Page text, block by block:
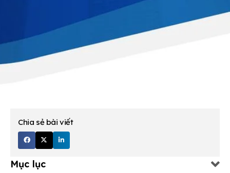
Chia sẻ bài viết
Mục lục